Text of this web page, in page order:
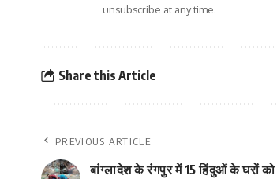
unsubscribe at any time.
Share this Article
PREVIOUS ARTICLE
बांग्लादेश के रंगपुर में 15 हिंदुओं के घरों